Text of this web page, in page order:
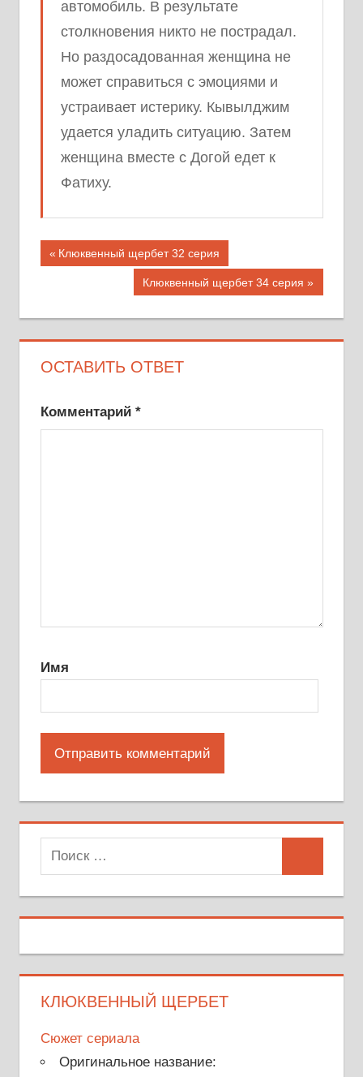
автомобиль. В результате
столкновения никто не пострадал.
Но раздосадованная женщина не
может справиться с эмоциями и
устраивает истерику. Кывылджим
удается уладить ситуацию. Затем
женщина вместе с Догой едет к
Фатиху.
Навигация
записям
Предыдущая
Клюквенный щербет 32 серия
Следующая
Клюквенный щербет 34 серия
ОСТАВИТЬ ОТВЕТ
Комментарий *
Имя
Поиск
для:
КЛЮКВЕННЫЙ ЩЕРБЕТ
Сюжет сериала
Оригинальное название: